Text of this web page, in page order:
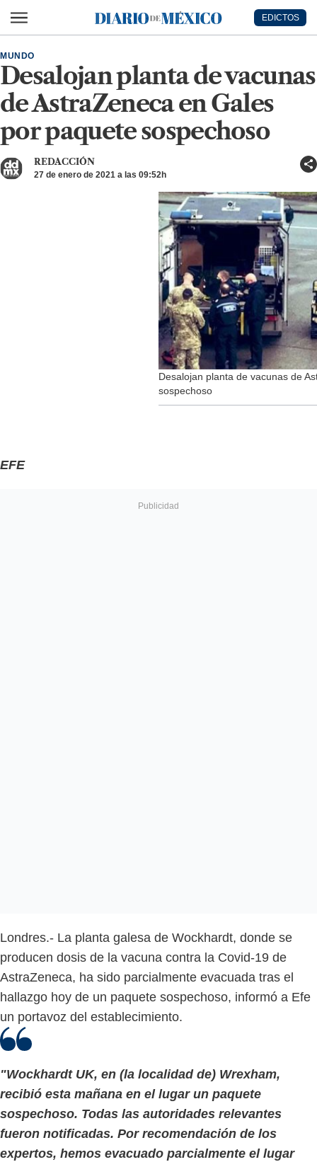
Diario de México
EDICTOS
Desalojan planta de vacunas
de AstraZeneca en Gales
por paquete sospechoso
MUNDO
REDACCIÓN
27 de enero de 2021 a las 09:52h
Desalojan planta de vacunas de
sospechoso
EFE
Londres.- La planta galesa de Wockhardt, donde se
producen dosis de la vacuna contra la Covid-19 de
AstraZeneca, ha sido parcialmente evacuada tras el
hallazgo hoy de un paquete sospechoso, informó a Efe
un portavoz del establecimiento.
"Wockhardt UK, en (la localidad de) Wrexham,
recibió esta mañana en el lugar un paquete
sospechoso. Todas las autoridades relevantes
fueron notificadas. Por recomendación de los
expertos, hemos evacuado parcialmente el lugar